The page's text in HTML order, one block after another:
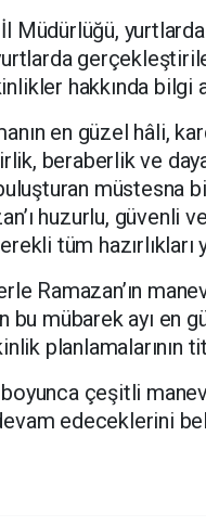
Müdürlüğü, yurtlarda
hakkında bilgi
en güzel hâli,
beraberlik ve
müstesna
huzurlu, güvenli
tüm hazırlıkları
Ramazan’ın
mübarek ayı en
boyunca çeşitli
edeceklerini